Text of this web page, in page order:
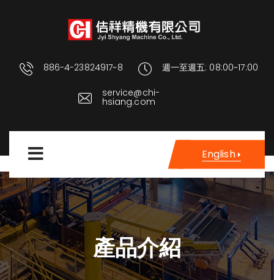
886-4-23824917~8 週一至週五: 08:00~17:00
service@chi-
hsiang.com
English
產品介紹